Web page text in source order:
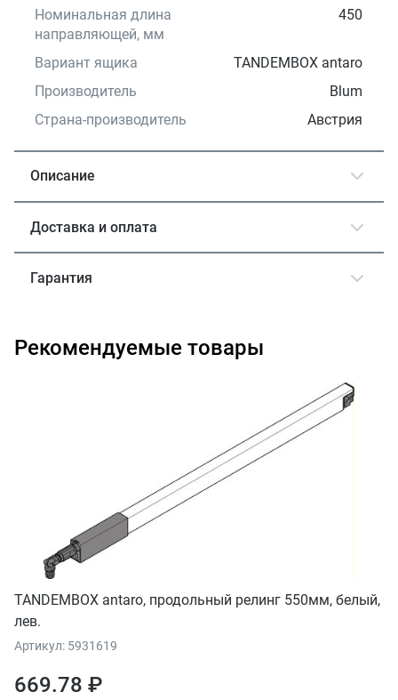
Номинальная длина
направляющей, мм
450
Вариант ящика
TANDEMBOX antaro
Производитель
Blum
Страна-производитель
Австрия
Описание
Доставка и оплата
Гарантия
Рекомендуемые товары
TANDEMBOX antaro, продольный релинг 550мм, белый,
лев.
Артикул: 5931619
669.78 ₽